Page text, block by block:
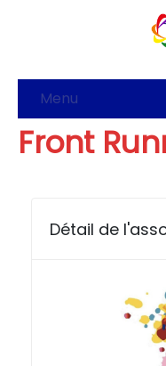
Menu
Front
Détail de